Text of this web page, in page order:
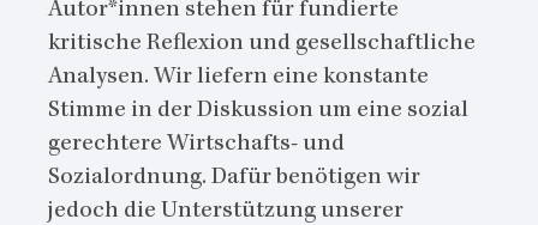
Autor*innen stehen für fundierte
kritische Reflexion und gesellschaftliche
Analysen. Wir liefern eine konstante
Stimme in der Diskussion um eine sozial
gerechtere Wirtschafts- und
Sozialordnung. Dafür benötigen wir
jedoch die Unterstützung unserer